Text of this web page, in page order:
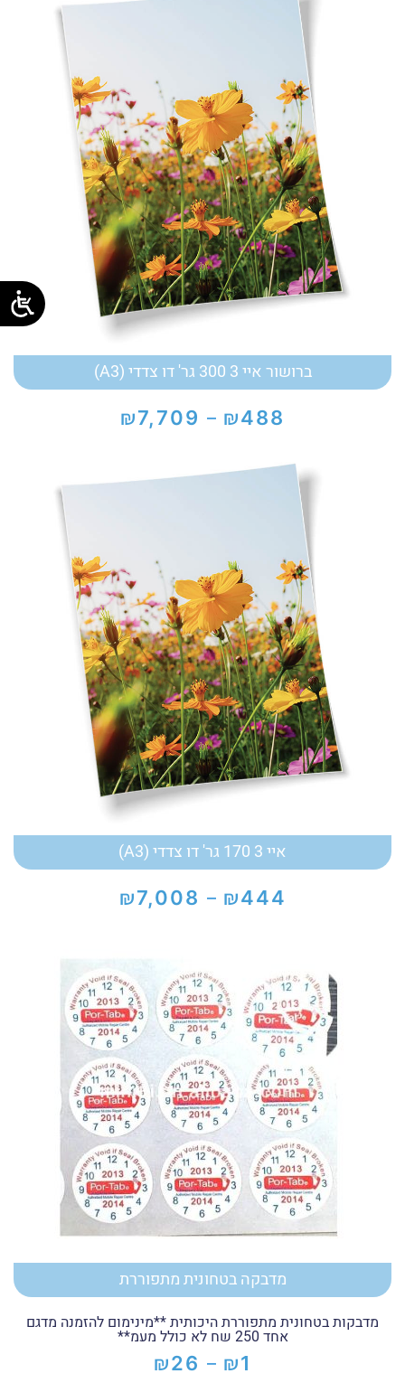
ברושור איי 3 300 גר' דו צדדי (A3)
₪488
–
₪7,709
טווח
עד
איי 3 170 גר' דו צדדי (A3)
₪444
–
₪7,008
טווח
⁦₪7,008⁩
מדבקה בטחונית מתפוררת
מדבקות בטחונית מתפוררת היכותית **מינימום להזמנה מדגם
אחד 250 שח לא כולל מעמ**
₪1
–
₪26
טווח